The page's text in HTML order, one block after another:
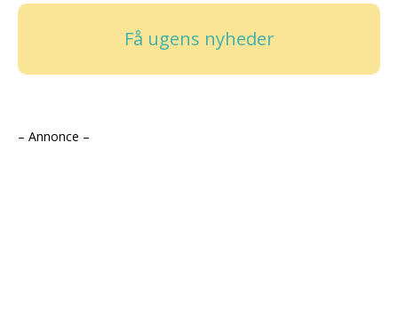
Få ugens nyheder
– Annonce –